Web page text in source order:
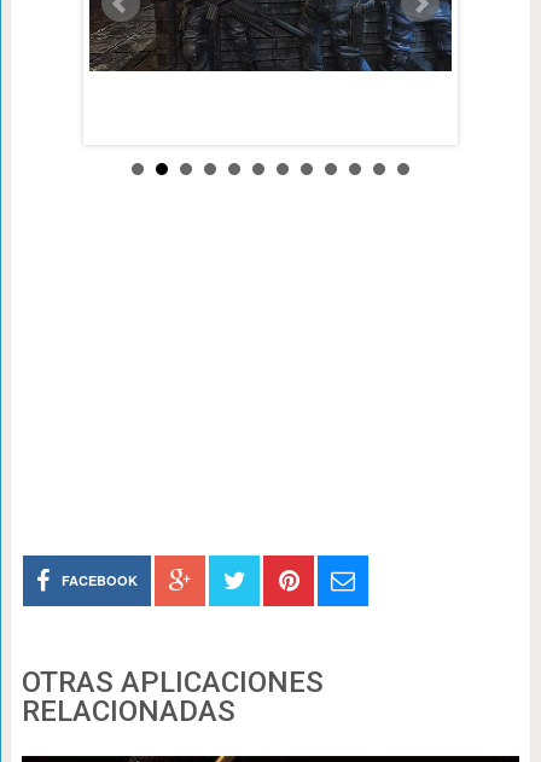
FACEBOOK
OTRAS APLICACIONES
RELACIONADAS